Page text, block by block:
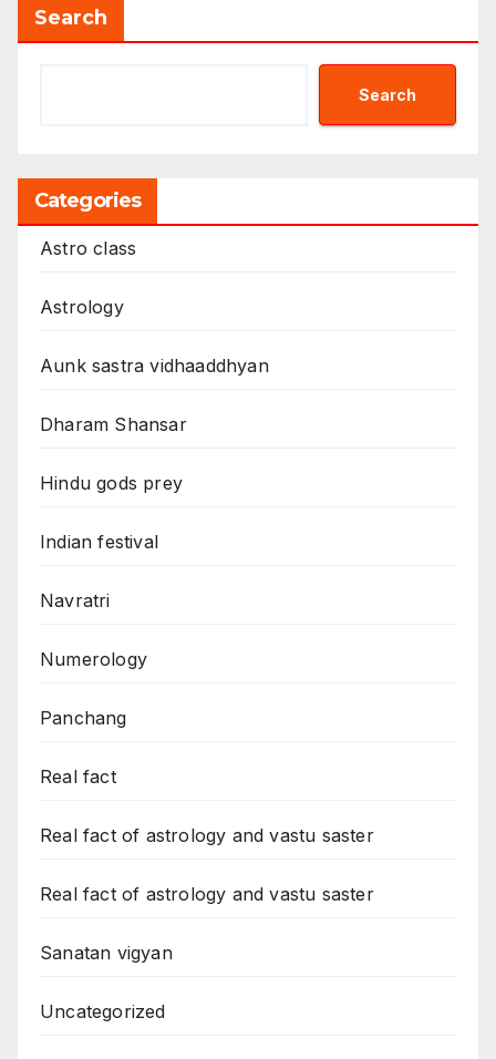
Search
Search
Categories
Astro class
Astrology
Aunk sastra vidhaaddhyan
Dharam Shansar
Hindu gods prey
Indian festival
Navratri
Numerology
Panchang
Real fact
Real fact of astrology and vastu saster
Real fact of astrology and vastu saster
Sanatan vigyan
Uncategorized